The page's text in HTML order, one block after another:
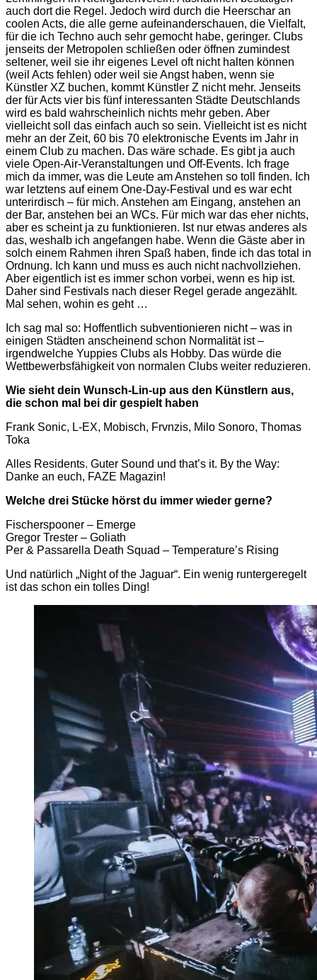
auch dort die Regel. Jedoch wird durch die Heerschar an
coolen Acts, die alle gerne aufeinanderschauen, die Vielfalt,
für die ich Techno auch sehr gemocht habe, geringer. Clubs
jenseits der Metropolen schließen oder öffnen zumindest
seltener, weil sie ihr eigenes Level oft nicht halten können
(weil Acts fehlen) oder weil sie Angst haben, wenn sie
Künstler XZ buchen, kommt Künstler Z nicht mehr. Jenseits
der für Acts vier bis fünf interessanten Städte Deutschlands
wird es bald wahrscheinlich nichts mehr geben. Aber
vielleicht soll das einfach auch so sein. Vielleicht ist es nicht
mehr an der Zeit, 60 bis 70 elektronische Events im Jahr in
einem Club zu machen. Das wäre schade. Es gibt ja auch
viele Open-Air-Veranstaltungen und Off-Events. Ich frage
mich da immer, was die Leute am Anstehen so toll finden. Ich
war letztens auf einem One-Day-Festival und es war echt
unterirdisch – für mich. Anstehen am Eingang, anstehen an
der Bar, anstehen bei an WCs. Für mich war das eher nichts,
aber es scheint ja zu funktionieren. Ist nur etwas anderes als
das, weshalb ich angefangen habe. Wenn die Gäste aber in
solch einem Rahmen ihren Spaß haben, finde ich das total in
Ordnung. Ich kann und muss es auch nicht nachvollziehen.
Aber eigentlich ist es immer schon vorbei, wenn es hip ist.
Daher sind Festivals nach dieser Regel gerade angezählt.
Mal sehen, wohin es geht …
Ich sag mal so: Hoffentlich subventionieren nicht – was in
einigen Städten anscheinend schon Normalität ist –
irgendwelche Yuppies Clubs als Hobby. Das würde die
Wettbewerbsfähigkeit von normalen Clubs weiter reduzieren.
Wie sieht dein Wunsch-Lin-up aus den Künstlern aus,
die schon mal bei dir gespielt haben
Frank Sonic, L-EX, Mobisch, Frvnzis, Milo Sonoro, Thomas
Toka
Alles Residents. Guter Sound und that’s it. By the Way:
Danke an euch, FAZE Magazin!
Welche drei Stücke hörst du immer wieder gerne?
Fischerspooner – Emerge
Gregor Trester – Goliath
Per & Passarella Death Squad – Temperature’s Rising
Und natürlich „Night of the Jaguar“. Ein wenig runtergeregelt
ist das schon ein tolles Ding!